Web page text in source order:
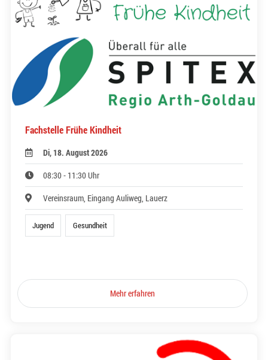
Fachstelle Frühe Kindheit
Di, 18. August 2026
08:30 - 11:30 Uhr
Vereinsraum, Eingang Auliweg, Lauerz
Jugend Gesundheit
Mehr erfahren